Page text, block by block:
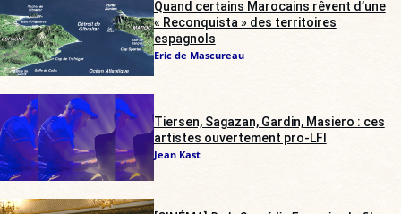
Quand certains Marocains rêvent d’une
« Reconquista » des territoires
espagnols
Eric de Mascureau
Tiersen, Sagazan, Gardin, Masiero : ces
artistes ouvertement pro-LFI
Jean Kast